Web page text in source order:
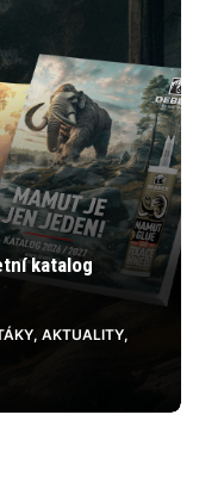
katalog
, AKTUALITY,